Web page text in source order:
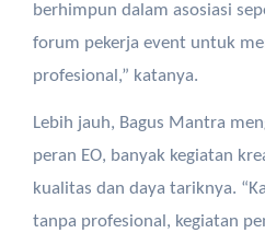
berhimpun dalam asosiasi
forum pekerja event untuk
profesional,” katanya.
Lebih jauh, Bagus Mantra
peran EO, banyak kegiatan
kualitas dan daya tariknya.
tanpa profesional, kegiatan